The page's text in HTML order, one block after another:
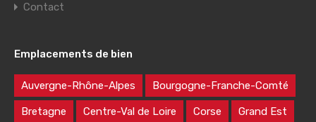
Contact
Emplacements de bien
Auvergne-Rhône-Alpes Bourgogne-Franche-Comté
Bretagne Centre-Val de Loire Corse Grand Est